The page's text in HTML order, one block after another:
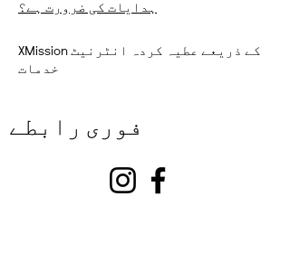
ہدایات کی ضرورت ہے؟
XMission کے ذریعے عطیہ کردہ انٹرنیٹ
خدمات
فوری رابطے